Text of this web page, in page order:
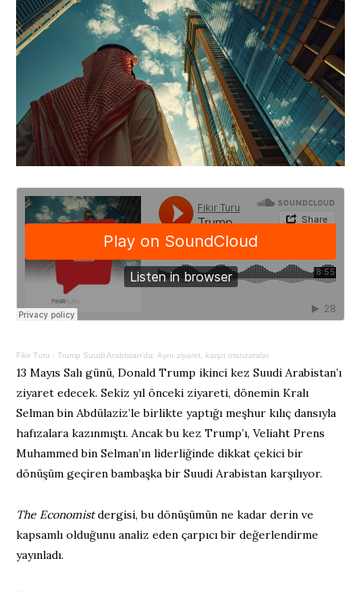
Fikir Turu · Trump Suudi Arabistan’da: Aynı ziyaret, karşıt manzaralar
13 Mayıs Salı günü, Donald Trump ikinci kez Suudi Arabistan’ı
ziyaret edecek. Sekiz yıl önceki ziyareti, dönemin Kralı
Selman bin Abdülaziz’le birlikte yaptığı meşhur kılıç dansıyla
hafızalara kazınmıştı. Ancak bu kez Trump’ı, Veliaht Prens
Muhammed bin Selman’ın liderliğinde dikkat çekici bir
dönüşüm geçiren bambaşka bir Suudi Arabistan karşılıyor.
The Economistdergisi, bu dönüşümün ne kadar derin ve
kapsamlı olduğunu analiz eden çarpıcı bir değerlendirme
yayınladı.